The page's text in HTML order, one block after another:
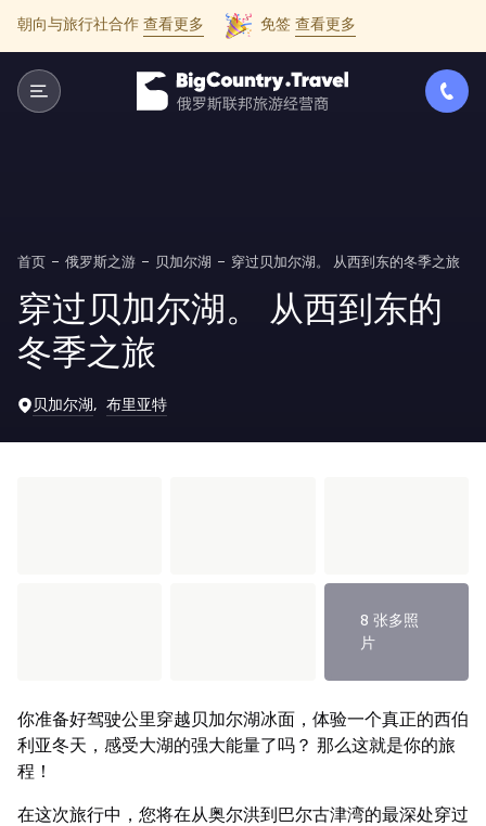
朝向与旅行社合作 查看更多 免签 查看更多
首页 俄罗斯之游 贝加尔湖 穿过贝加尔湖。 从西到东的冬季之旅
穿过贝加尔湖。 从西到东的
冬季之旅
贝加尔湖 布里亚特
8 张多照
片
你准备好驾驶公里穿越贝加尔湖冰面，体验一个真正的西伯
利亚冬天，感受大湖的强大能量了吗？ 那么这就是你的旅
程！
在这次旅行中，您将在从奥尔洪到巴尔古津湾的最深处穿过